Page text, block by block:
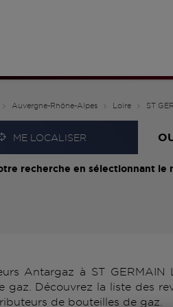
Auvergne-Rhône-Alpes Loire ST
ME LOCALISER
recherche en sélectionnant le
Antargaz à ST
gaz. Découvrez la liste des
de bouteilles de gaz.